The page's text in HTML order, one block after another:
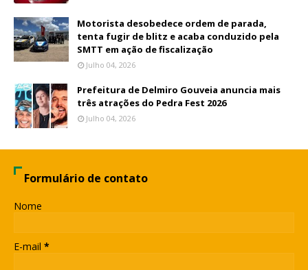
Motorista desobedece ordem de parada,
tenta fugir de blitz e acaba conduzido pela
SMTT em ação de fiscalização
Julho 04, 2026
Prefeitura de Delmiro Gouveia anuncia mais
três atrações do Pedra Fest 2026
Julho 04, 2026
Formulário de contato
Nome
E-mail *